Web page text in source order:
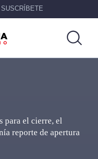
SUSCRÍBETE
para el cierre, el
reporte de apertura